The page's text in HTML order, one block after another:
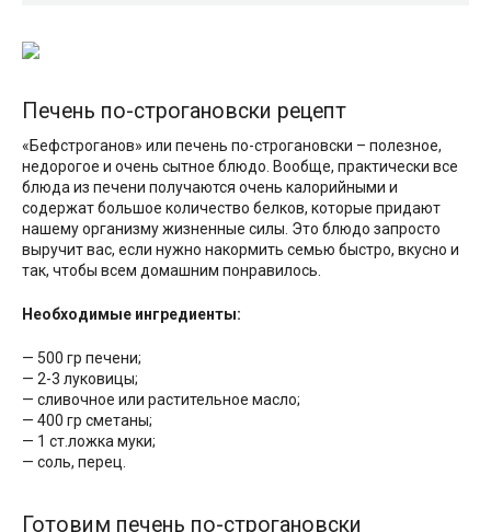
Печень по-строгановски рецепт
«Бефстроганов» или печень по-строгановски – полезное,
недорогое и очень сытное блюдо. Вообще, практически все
блюда из печени получаются очень калорийными и
содержат большое количество белков, которые придают
нашему организму жизненные силы. Это блюдо запросто
выручит вас, если нужно накормить семью быстро, вкусно и
так, чтобы всем домашним понравилось.
Необходимые ингредиенты:
— 500 гр печени;
— 2-3 луковицы;
— сливочное или растительное масло;
— 400 гр сметаны;
— 1 ст.ложка муки;
— соль, перец.
Готовим печень по-строгановски